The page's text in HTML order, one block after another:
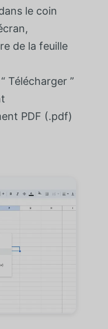
le coin
de la feuille
Télécharger ”
PDF (.pdf)